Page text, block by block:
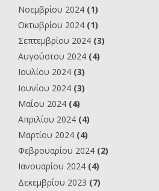
Νοεμβρίου 2024 (1)
Οκτωβρίου 2024 (1)
Σεπτεμβρίου 2024 (3)
Αυγούστου 2024 (4)
Ιουλίου 2024 (3)
Ιουνίου 2024 (3)
Μαΐου 2024 (4)
Απριλίου 2024 (4)
Μαρτίου 2024 (4)
Φεβρουαρίου 2024 (2)
Ιανουαρίου 2024 (4)
Δεκεμβρίου 2023 (7)